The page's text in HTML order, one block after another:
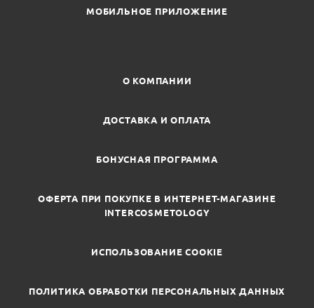
МОБИЛЬНОЕ ПРИЛОЖЕНИЕ
О КОМПАНИИ
ДОСТАВКА И ОПЛАТА
БОНУСНАЯ ПРОГРАММА
ОФЕРТА ПРИ ПОКУПКЕ В ИНТЕРНЕТ-МАГАЗИНЕ
INTERCOSMETOLOGY
ИСПОЛЬЗОВАНИЕ COOKIE
ПОЛИТИКА ОБРАБОТКИ ПЕРСОНАЛЬНЫХ ДАННЫХ